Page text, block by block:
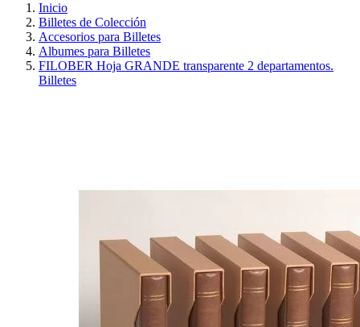
Inicio
Billetes de Colección
Accesorios para Billetes
Albumes para Billetes
FILOBER Hoja GRANDE transparente 2 departamentos.
Billetes